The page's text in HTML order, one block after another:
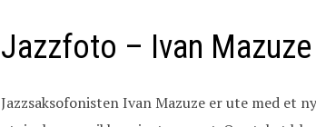
Jazzfoto – Ivan Mazuze
Jazzsaksofonisten Ivan Mazuze er ute med et